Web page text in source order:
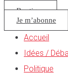
Boutique
Je m’abonne
Accueil
Idées /
Politique